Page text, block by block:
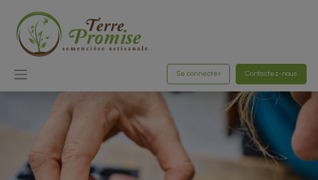
Se connecter Contactez-nous